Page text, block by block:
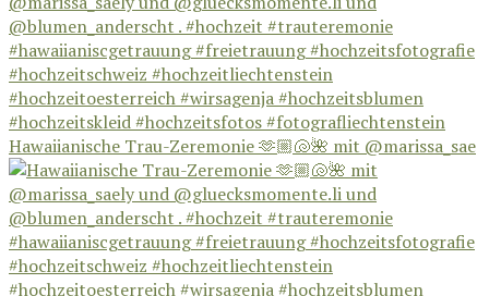
Hawaiianische Trau-Zeremonie 🫶🏼🐚🌺 mit @marissa_sae